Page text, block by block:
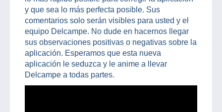
y que sea lo más perfecta posible. Sus
comentarios solo serán visibles para usted y el
equipo Delcampe. No dude en hacernos llegar
sus observaciones positivas o negativas sobre la
aplicación. Esperamos que esta nueva
aplicación le seduzca y le anime a llevar
Delcampe a todas partes.